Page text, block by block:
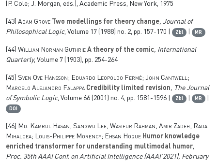
(P. Cole; J. Morgan, eds.), Academic Press, New York, 1975
[43] Adam Grove Two modellings for theory change, Journal of
Philosophical Logic, Volume 17 (1988) no. 2, pp. 157-170 | Zbl | MR
[44] William Norman Guthrie A theory of the comic, International
Quarterly, Volume 7 (1903), pp. 254-264
[45] Sven Ove Hansson; Eduardo Leopoldo Fermé; John Cantwell;
Marcelo Alejandro Falappa Credibility limited revision, The Journal
of Symbolic Logic, Volume 66 (2001) no. 4, pp. 1581-1596 | Zbl | MR
DOI
[46]
Md. Kamrul Hasan; Sangwu Lee; Wasifur Rahman; Amir Zadeh; Rada
Mihalcea; Louis-Philippe Morency; Ehsan Hoque Humor knowledge
enriched transformer for understanding multimodal humor,
Proc. 35th AAAI Conf. on Artificial Intelligence (AAAI’2021), February